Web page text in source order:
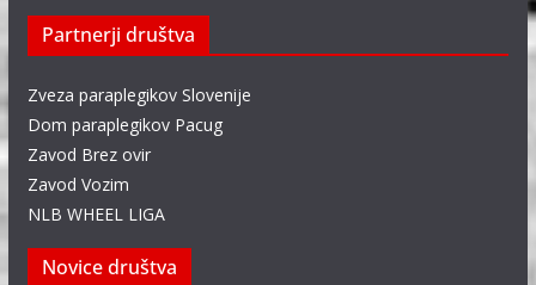
Partnerji društva
Zveza paraplegikov Slovenije
Dom paraplegikov Pacug
Zavod Brez ovir
Zavod Vozim
NLB WHEEL LIGA
Novice društva